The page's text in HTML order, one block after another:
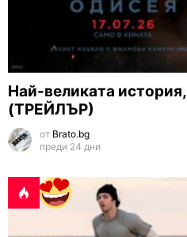
Най-великата
(ТРЕЙЛЪР)
от Brato.bg
преди 24 дни